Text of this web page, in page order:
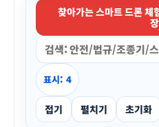
찾아가는 스마트 드론 체
장
표시: 4
접기 펼치기 초기화